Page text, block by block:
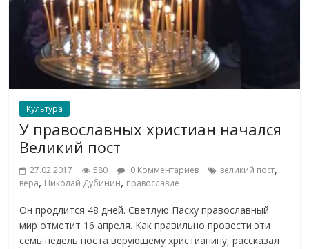
Культура
У православных христиан начался
Великий пост
27.02.2017 580 0 Комментариев великий пост,
вера, Николай Дубинин, православие
Он продлится 48 дней. Светлую Пасху православный
мир отметит 16 апреля. Как правильно провести эти
семь недель поста верующему христианину, рассказал